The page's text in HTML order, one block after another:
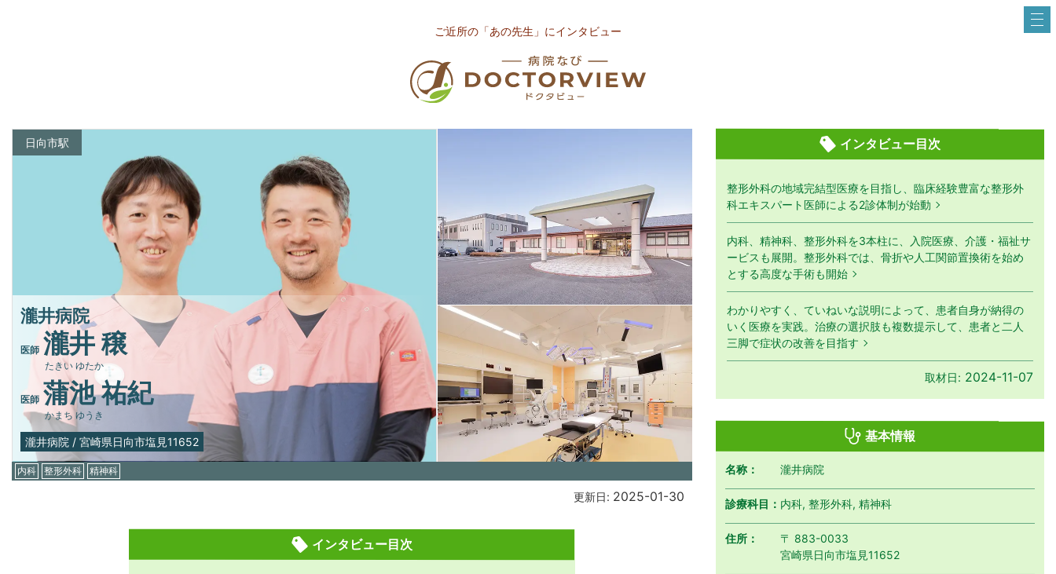
ご近所の「あの先生」にインタビュー
日向市駅
瀧井病院
医師 瀧井 穣
たきい ゆたか
医師 蒲池 祐紀
かまち ゆうき
瀧井病院 / 宮崎県日向市塩見11652
内科 整形外科 精神科
更新日: 2025-01-30
インタビュー目次
インタビュー目次
整形外科の地域完結型医療を目指し、臨床経験豊富な整形外
科エキスパート医師による2診体制が始動
内科、精神科、整形外科を3本柱に、入院医療、介護・福祉サ
ービスも展開。整形外科では、骨折や人工関節置換術を始め
とする高度な手術も開始
わかりやすく、ていねいな説明によって、患者自身が納得の
いく医療を実践。治療の選択肢も複数提示して、患者と二人
三脚で症状の改善を目指す
取材日: 2024-11-07
基本情報
名称： 瀧井病院
診療科目： 内科, 整形外科, 精神科
住所：
〒 883-0033
宮崎県日向市塩見11652